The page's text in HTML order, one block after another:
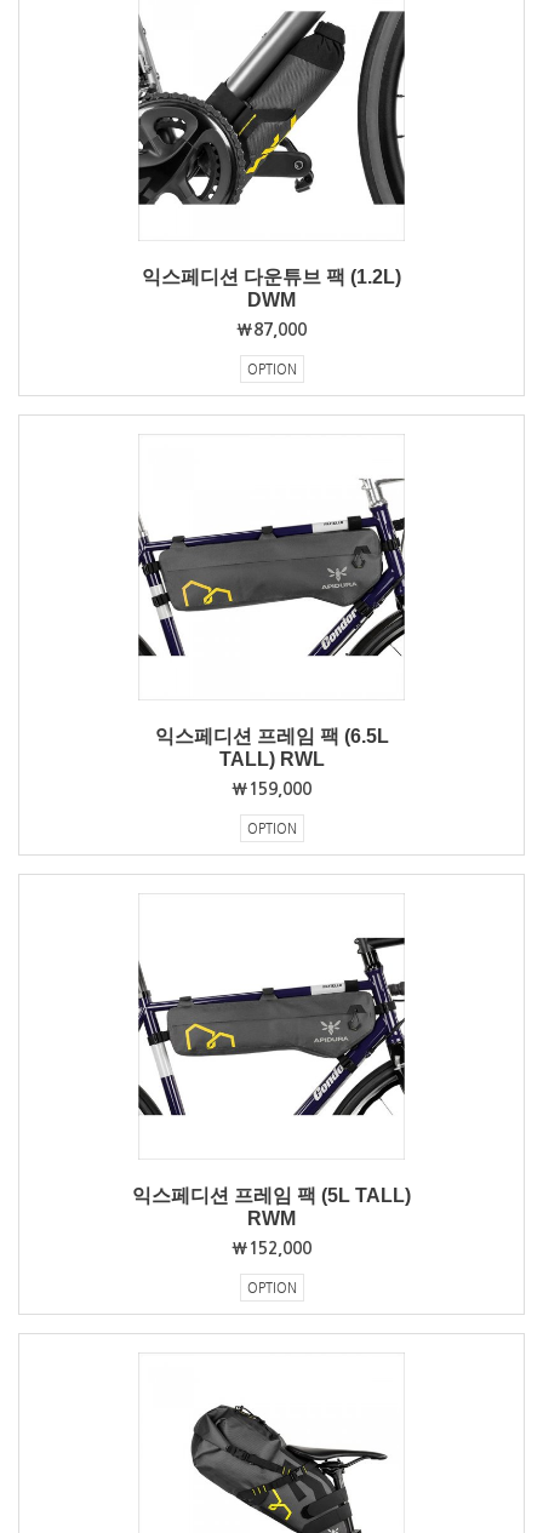
익스페디션 다운튜브 팩 (1.2L)
DWM
₩87,000
OPTION
익스페디션 프레임 팩 (6.5L
TALL) RWL
₩159,000
OPTION
익스페디션 프레임 팩 (5L TALL)
RWM
₩152,000
OPTION